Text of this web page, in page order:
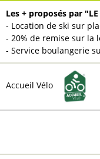
Les + proposés par "LE
- Location de ski sur
- 20% de remise sur la
- Service boulangerie
Accueil Vélo